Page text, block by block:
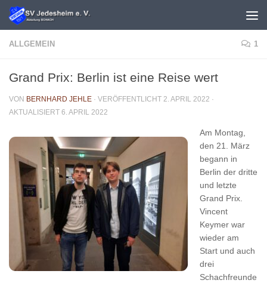
Unter dem Inhalt
ALLGEMEIN 1
Grand Prix: Berlin ist eine Reise wert
VON BERNHARD JEHLE · VERÖFFENTLICHT 2. APRIL 2022 ·
AKTUALISIERT 6. APRIL 2022
Am Montag,
den 21. März
begann in
Berlin der dritte
und letzte
Grand Prix.
Vincent
Keymer war
wieder am
Start und auch
drei
Schachfreunde